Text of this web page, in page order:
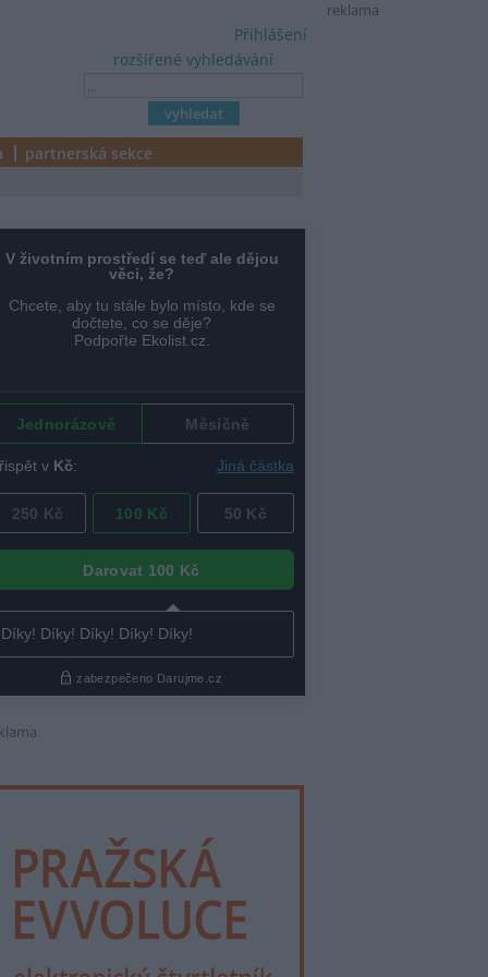
reklama
rozšířené vyhledávání
Přihlášení
partnerská sekce